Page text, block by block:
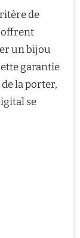
de
offrent
un bijou
garantie
la porter,
se